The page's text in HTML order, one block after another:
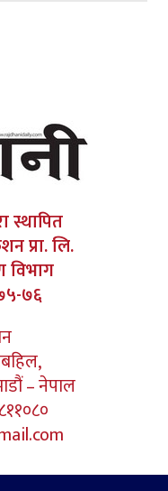
स्थापित
प्रा. लि.
विभाग
७६
– नेपाल